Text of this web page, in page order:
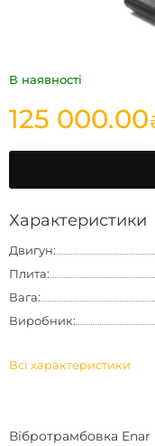
В наявності
125 000.00
Характеристики
Двигун:
Плита:
Вага:
Виробник:
Всі характеристики
Вібротрамбовка